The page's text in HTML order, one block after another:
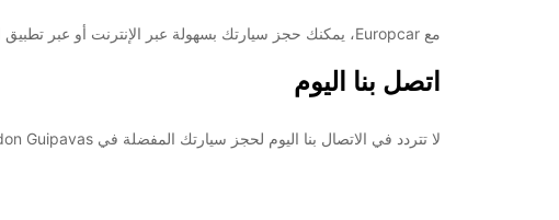
مع Europcar، يمكنك حجز سيارتك بسهولة عبر الإنترنت أو عبر تطبيق الجوال الخاص بنا. كما نقدم خيارات تأجير مرنة وبأسعار تنافسية تناسب جميع الميزانيات.
اتصل بنا اليوم
لا تتردد في الاتصال بنا اليوم لحجز سيارتك المفضلة في Europcar Brest Nord ZI St Thudon Guipavas. نحن هنا لمساعدتك في جعل رحلتك أكثر راحة ومتعة. نحن في انتظارك!